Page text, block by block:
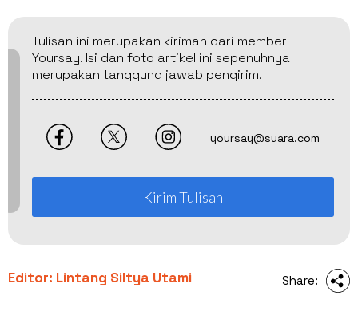
Tulisan ini merupakan kiriman dari member
Yoursay. Isi dan foto artikel ini sepenuhnya
merupakan tanggung jawab pengirim.
yoursay@suara.com
Kirim Tulisan
Editor: Lintang Siltya Utami Share: